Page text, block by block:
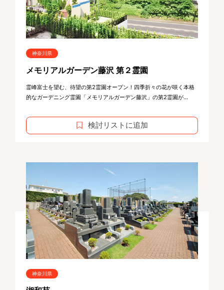
神奈川県
メモリアルガーデン藤沢 第２霊園
霊峰富士を望む、待望の第2霊園オープン！四季折々の花が咲く本格
的なガーデニング霊園「メモリアルガーデン藤沢」の第2霊園が...
検討リストに追加
神奈川県